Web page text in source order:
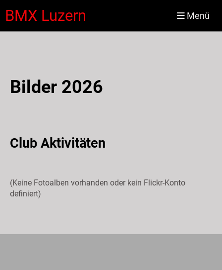
BMX Luzern Menü
Bilder 2026
Club Aktivitäten
(Keine Fotoalben vorhanden oder kein Flickr-Konto
definiert)